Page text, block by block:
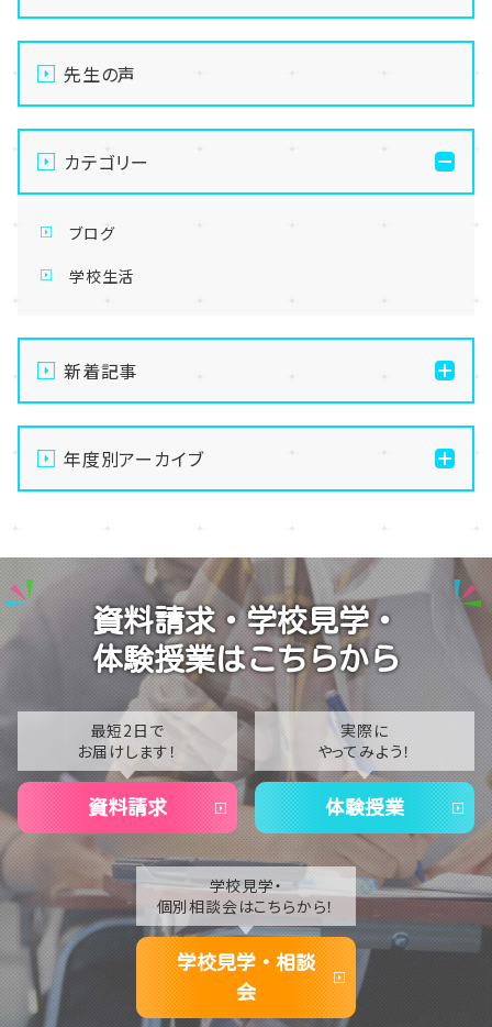
先生の声
カテゴリー
ブログ
学校生活
新着記事
【なんば】キラリと輝く宝物✨「光るハーバリウム」作り
に挑戦しました！
【なんば】校舎紹介の「自習室編」✨
温かいお出迎えで素敵な1日に🌷
【なんば】夏季休校期間のお知らせ🍉
【なんば】抜群のアクセス！なんば学習センターは駅チ
カ通学が叶います✨
年度別アーカイブ
2025
2024
2023
2021
2020
資料請求・学校見学・
体験授業はこちらから
最短2日で
お届けします！
資料請求
実際に
やってみよう！
体験授業
学校見学・
個別相談会はこちらから！
学校見学・相談
会